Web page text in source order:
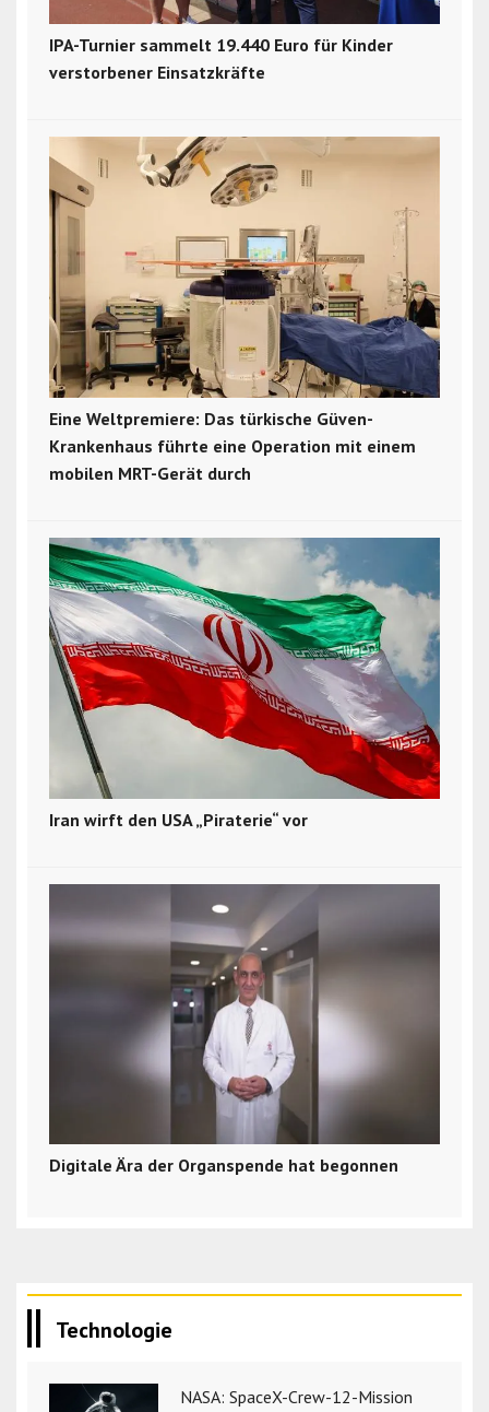
IPA-Turnier sammelt 19.440 Euro für Kinder
verstorbener Einsatzkräfte
Eine Weltpremiere: Das türkische Güven-
Krankenhaus führte eine Operation mit einem
mobilen MRT-Gerät durch
Iran wirft den USA „Piraterie“ vor
Digitale Ära der Organspende hat begonnen
Technologie
NASA: SpaceX-Crew-12-Mission